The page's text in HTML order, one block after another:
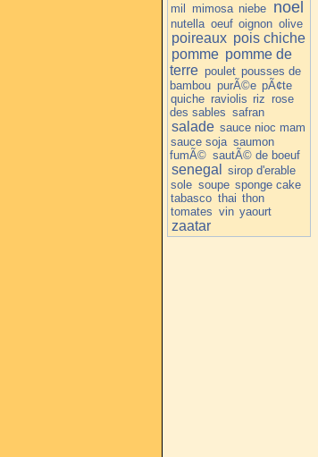
mil mimosa niebe noel
nutella oeuf oignon olive
poireaux pois chiche
pomme pomme de
terre poulet pousses de
bambou purÃ©e pÃ¢te
quiche raviolis riz rose
des sables safran
salade sauce nioc mam
sauce soja saumon
fumÃ© sautÃ© de boeuf
senegal
sirop d'erable
sole soupe sponge cake
tabasco thai thon
tomates vin yaourt
zaatar